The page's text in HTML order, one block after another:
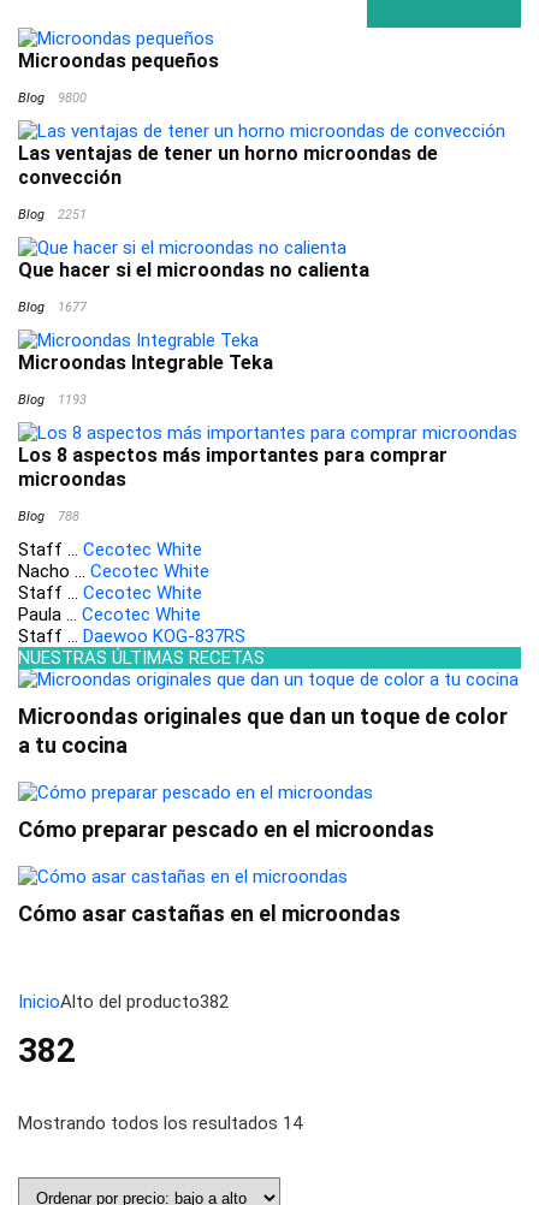
Microondas pequeños
Blog 9800
Las ventajas de tener un horno microondas de
convección
Blog 2251
Que hacer si el microondas no calienta
Blog 1677
Microondas Integrable Teka
Blog 1193
Los 8 aspectos más importantes para comprar
microondas
Blog 788
Staff ... Cecotec White
Nacho ... Cecotec White
Staff ... Cecotec White
Paula ... Cecotec White
Staff ... Daewoo KOG-837RS
NUESTRAS ÚLTIMAS RECETAS
Microondas originales que dan un toque de color
a tu cocina
Cómo preparar pescado en el microondas
Cómo asar castañas en el microondas
InicioAlto del producto382
382
Mostrando todos los resultados 14